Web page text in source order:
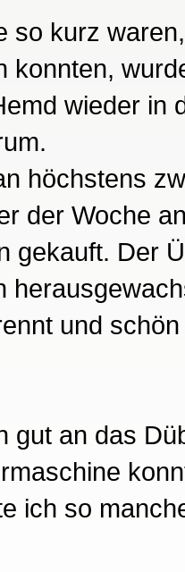
so kurz
konnten,
wieder in
höchstens
der Woche
gekauft. Der
und
gut an das
ich so